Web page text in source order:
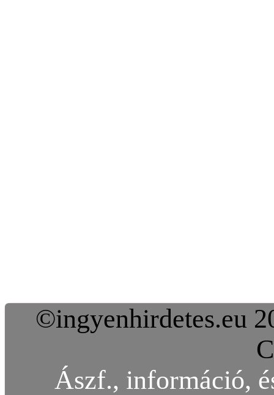
©ingyenhirdetes.eu
Ászf., információ,